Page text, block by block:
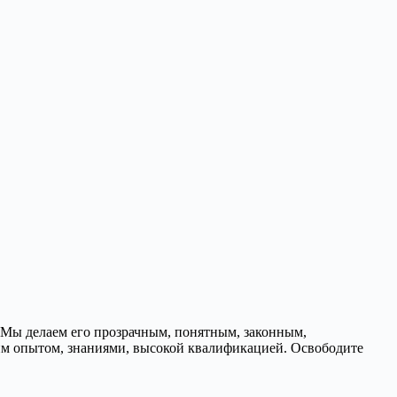
делаем его прозрачным, понятным, законным,
опытом, знаниями, высокой квалификацией. Освободите